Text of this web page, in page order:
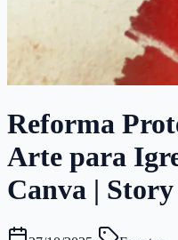
Reforma
Arte para
Canva | Story